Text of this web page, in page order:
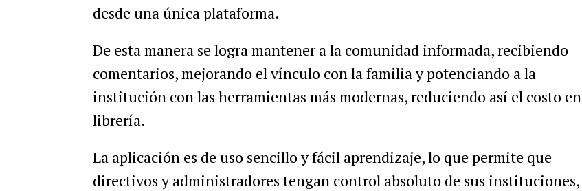
desde una única plataforma.
De esta manera se logra mantener a la comunidad informada, recibiendo
comentarios, mejorando el vínculo con la familia y potenciando a la
institución con las herramientas más modernas, reduciendo así el costo en
librería.
La aplicación es de uso sencillo y fácil aprendizaje, lo que permite que
directivos y administradores tengan control absoluto de sus instituciones,